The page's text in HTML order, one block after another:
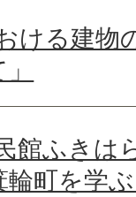
ける建物
館ふきは
町を学